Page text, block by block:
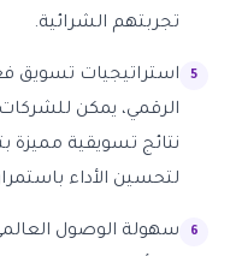
تجربتهم الشرائية.
استراتيجيات تسويق
الرقمي، يمكن
نتائج تسويقية مميزة
لتحسين الأداء
سهولة الوصول